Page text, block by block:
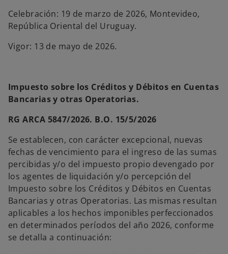
Celebración: 19 de marzo de 2026, Montevideo,
República Oriental del Uruguay.
Vigor: 13 de mayo de 2026.
Impuesto sobre los Créditos y Débitos en Cuentas
Bancarias y otras Operatorias.
RG ARCA 5847/2026. B.O. 15/5/2026
Se establecen, con carácter excepcional, nuevas
fechas de vencimiento para el ingreso de las sumas
percibidas y/o del impuesto propio devengado por
los agentes de liquidación y/o percepción del
Impuesto sobre los Créditos y Débitos en Cuentas
Bancarias y otras Operatorias. Las mismas resultan
aplicables a los hechos imponibles perfeccionados
en determinados períodos del año 2026, conforme
se detalla a continuación: